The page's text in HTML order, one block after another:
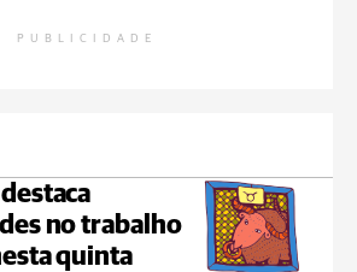
PUBLICIDADE
no trabalho
quinta